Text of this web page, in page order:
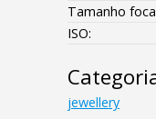
Tamanho
ISO:
jewellery